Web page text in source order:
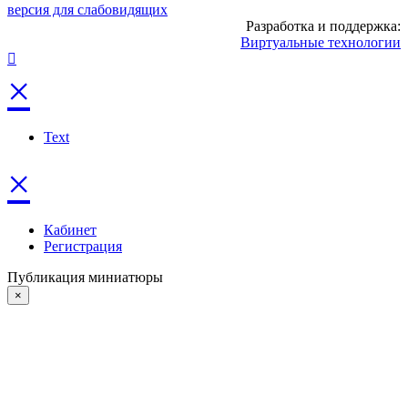
версия для слабовидящих
Разработка и поддержка:
Виртуальные технологии
×
Text
×
Кабинет
Регистрация
Публикация миниатюры
×